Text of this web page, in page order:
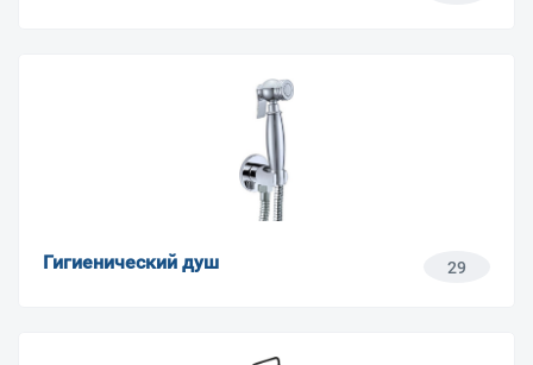
Гигиенический душ 29